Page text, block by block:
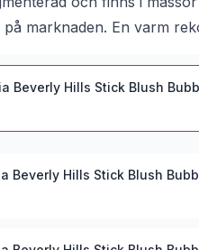
marknaden. En varm
Beverly Hills Stick Blush
Beverly Hills Stick Blush